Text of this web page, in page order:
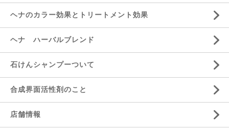
ヘナのカラー効果とトリートメント効果
ヘナ ハーバルブレンド
石けんシャンプーついて
合成界面活性剤のこと
店舗情報